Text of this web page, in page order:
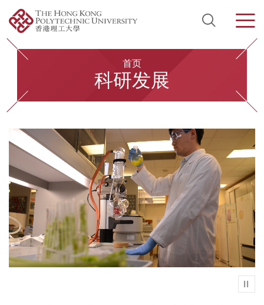
Open
Start main content
首页
科研发展